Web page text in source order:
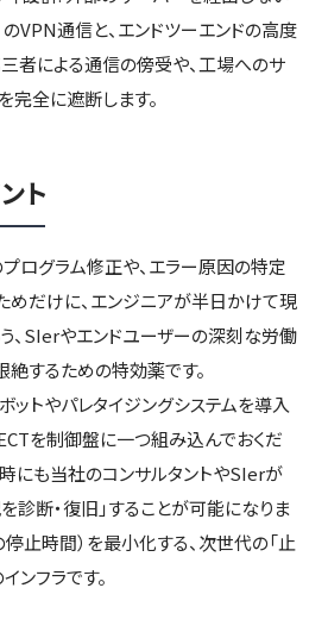
のVPN通信と、エンドツーエンドの高度
者による通信の傍受や、工場へのサ
完全に遮断します。
ト
プログラム修正や、エラー原因の特定
めだけに、エンジニアが半日かけて現
、SIerやエンドユーザーの深刻な労働
絶するための特効薬です。
トやパレタイジングシステムを導入
を制御盤に一つ組み込んでおくだ
にも当社のコンサルタントやSIerが
診断・復旧」することが可能になりま
停止時間）を最小化する、次世代の「止
ンフラです。